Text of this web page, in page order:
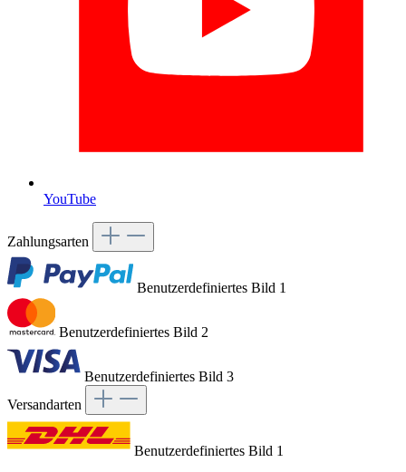
YouTube
Zahlungsarten
Benutzerdefiniertes Bild 1
Benutzerdefiniertes Bild 2
Benutzerdefiniertes Bild 3
Versandarten
Benutzerdefiniertes Bild 1